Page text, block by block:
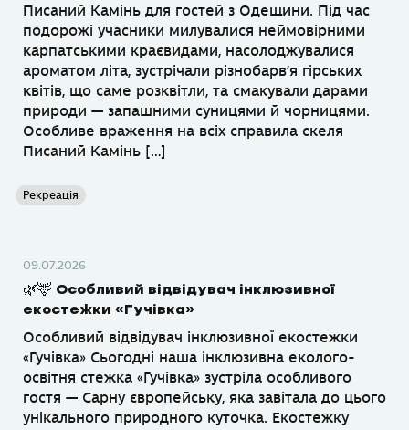
Писаний Камінь для гостей з Одещини. Під час
подорожі учасники милувалися неймовірними
карпатськими краєвидами, насолоджувалися
ароматом літа, зустрічали різнобарв’я гірських
квітів, що саме розквітли, та смакували дарами
природи — запашними суницями й чорницями.
Особливе враження на всіх справила скеля
Писаний Камінь […]
Рекреація
09.07.2026
🌿🦌 Особливий відвідувач інклюзивної
екостежки «Гучівка»
Особливий відвідувач інклюзивної екостежки
«Гучівка» Сьогодні наша інклюзивна еколого-
освітня стежка «Гучівка» зустріла особливого
гостя — Сарну європейську, яка завітала до цього
унікального природного куточка. Екостежку